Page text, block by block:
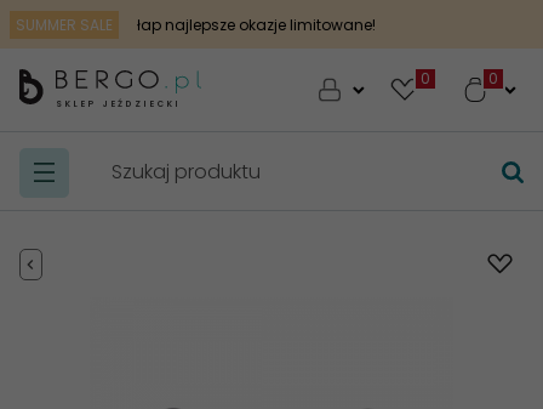
SUMMER SALE łap najlepsze okazje limitowane!
SKLEP JEŹDZIECKI
0